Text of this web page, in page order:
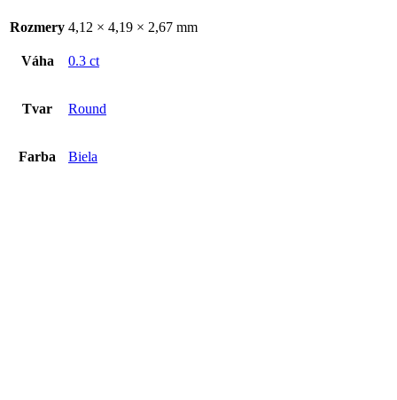
Rozmery 4,12 × 4,19 × 2,67 mm
Váha 0.3 ct
Tvar Round
Farba Biela